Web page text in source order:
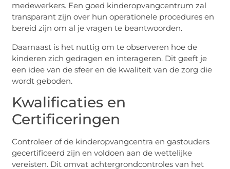
medewerkers. Een goed kinderopvangcentrum zal
transparant zijn over hun operationele procedures en
bereid zijn om al je vragen te beantwoorden.
Daarnaast is het nuttig om te observeren hoe de
kinderen zich gedragen en interageren. Dit geeft je
een idee van de sfeer en de kwaliteit van de zorg die
wordt geboden.
Kwalificaties en
Certificeringen
Controleer of de kinderopvangcentra en gastouders
gecertificeerd zijn en voldoen aan de wettelijke
vereisten. Dit omvat achtergrondcontroles van het